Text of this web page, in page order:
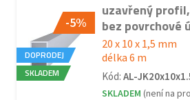
-5%
DOPRODEJ
SKLADEM
uzavřený
bez povrchové
20 x 10 x 1,5 mm
délka 6 m
Kód: AL-
SKLADEM (není na